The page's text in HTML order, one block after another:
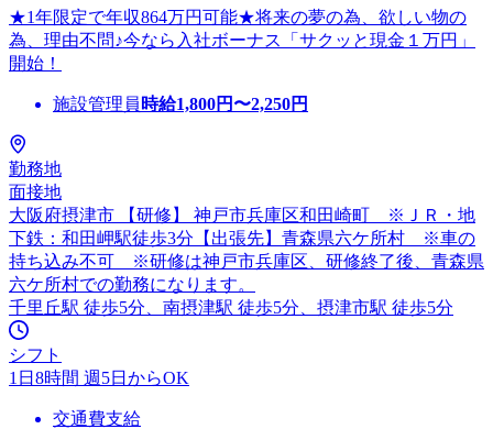
★1年限定で年収864万円可能★将来の夢の為、欲しい物の
為、理由不問♪今なら入社ボーナス「サクッと現金１万円」
開始！
施設管理員 時給1,800円〜2,250円
勤務地
面接地
大阪府摂津市 【研修】 神戸市兵庫区和田崎町 ※ＪＲ・地
下鉄：和田岬駅徒歩3分【出張先】青森県六ケ所村 ※車の
持ち込み不可 ※研修は神戸市兵庫区、研修終了後、青森県
六ケ所村での勤務になります。
千里丘駅 徒歩5分、南摂津駅 徒歩5分、摂津市駅 徒歩5分
シフト
1日8時間 週5日からOK
交通費支給